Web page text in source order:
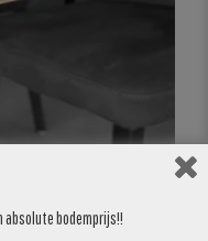
bodemprijs!!